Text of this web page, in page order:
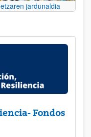
jardunaldia
Fondos